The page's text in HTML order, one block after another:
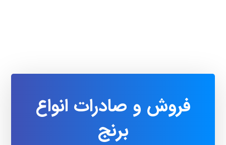
فروش و صادرات انواع
برنج